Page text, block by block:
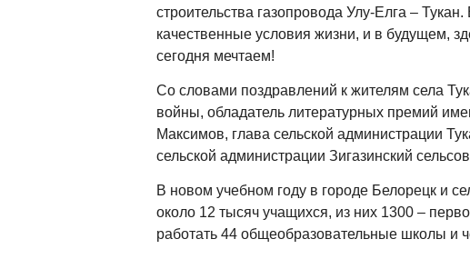
строительства газопровода Улу-Елга –
качественные условия жизни, и в будущем,
сегодня мечтаем!
Со словами поздравлений к жителям села
войны, обладатель литературных премий
Максимов, глава сельской администрации
сельской администрации Зигазинский
В новом учебном году в городе Белорецк и
около 12 тысяч учащихся, из них 1300 –
работать 44 общеобразовательные школы и